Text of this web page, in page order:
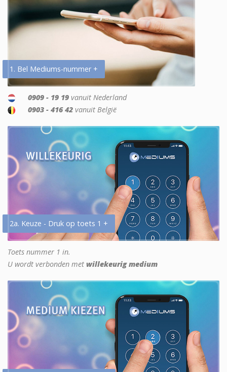
1. Bel Mediums-nummer +
0909 - 19 19 vanuit Nederland
0903 - 416 42 vanuit België
2a. Keuze - Druk op toets 1 +
Toets nummer 1 in.
U wordt verbonden met willekeurig medium